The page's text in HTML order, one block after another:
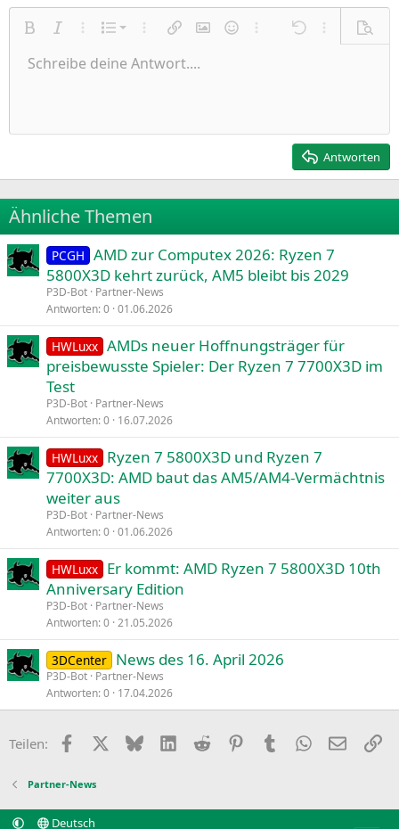
Fett KursivWeitere Einstellungen…
Liste
Nummerierte Liste
Ungeordnete Liste
Weitere Einstellungen…
Link einfügen
Bild einfügen
SmileysWeitere Einstellungen…
Rückgängig
Weitere
Schriftgröße
9
22
26
TextfarbeSchriftfamilie
Arial
Times New Roman
Trebuchet MS
Verdana
Durchgestrichen
Unterstrichen
Inline-Code
AusrichtungLinksbündig
Paragraph format
Normal
Heading 2
ZitatMedienTabelle einfügen
Insert horizontal line
SpoilerCode
Wiederholen
BBCode umschalten
Formatierung entfernen
EntwürfeEntwurf speichern
Schreibe deine Antwort....
Antworten
Ähnliche Themen
PCGH AMD zur Computex 2026: Ryzen 7
5800X3D kehrt zurück, AM5 bleibt bis 2029
P3D-Bot Partner-News
Antworten 0 01.06.2026
HWLuxx AMDs neuer Hoffnungsträger für
preisbewusste Spieler: Der Ryzen 7 7700X3D im
Test
P3D-Bot Partner-News
Antworten 0 16.07.2026
HWLuxx Ryzen 7 5800X3D und Ryzen 7
7700X3D: AMD baut das AM5/AM4-Vermächtnis
weiter aus
P3D-Bot Partner-News
Antworten 0 01.06.2026
HWLuxx Er kommt: AMD Ryzen 7 5800X3D 10th
Anniversary Edition
P3D-Bot Partner-News
Antworten 0 21.05.2026
3DCenter News des 16. April 2026
P3D-Bot Partner-News
Antworten 0 17.04.2026
Teilen: Facebook BlueskyLinkedIn
Reddit PinterestTumblr WhatsApp
E-Mail
Partner-News
Deutsch